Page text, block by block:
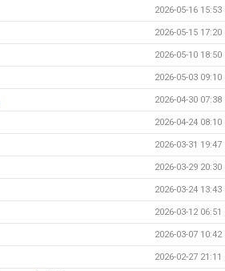
2026-05-16 15:53
2026-05-15 17:20
2026-05-10 18:50
2026-05-03 09:10
2026-04-30 07:38
2026-04-24 08:10
2026-03-31 19:47
2026-03-29 20:30
2026-03-24 13:43
2026-03-12 06:51
2026-03-07 10:42
2026-02-27 21:11